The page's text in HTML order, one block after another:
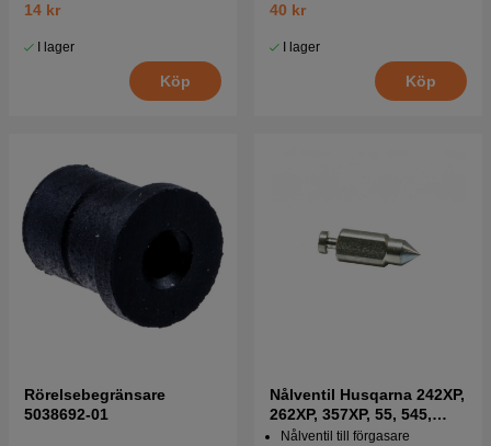
14 kr
I lager
Köp
40 kr
I lager
Köp
Rörelsebegränsare
5038692-01
Nålventil Husqarna 242XP,
262XP, 357XP, 55, 545,
550XP
Nålventil till förgasare